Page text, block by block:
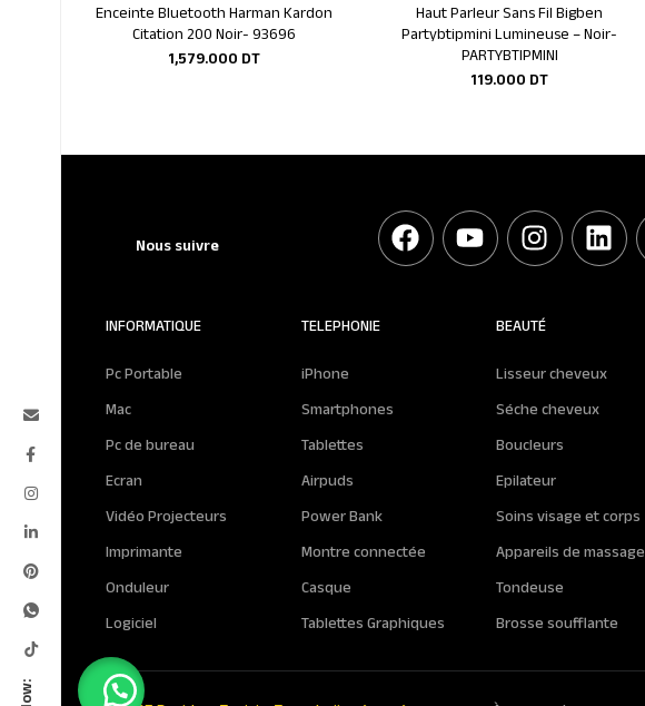
Ajouter au panier
Enceinte Bluetooth Harman Kardon
Citation 200 Noir- 93696
1,579.000 DT
Ajouter au panier
Haut Parleur Sans Fil Bigben
Partybtipmini Lumineuse – Noir-
PARTYBTIPMINI
119.000 DT
Nous suivre
INFORMATIQUE
Pc Portable
Mac
Pc de bureau
Ecran
Vidéo Projecteurs
Imprimante
Onduleur
Logiciel
TELEPHONIE
iPhone
Smartphones
Tablettes
Airpuds
Power Bank
Montre connectée
Casque
Tablettes Graphiques
BEAUTÉ
Lisseur cheveux
Séche cheveux
Boucleurs
Epilateur
Soins visage et corps
Appareils de massage
Tondeuse
Brosse soufflante